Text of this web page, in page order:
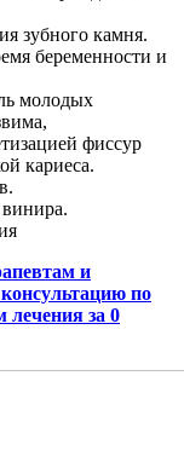
зубного камня.
беременности и
молодых
фиссур
кариеса.
и
по
лечения за 0